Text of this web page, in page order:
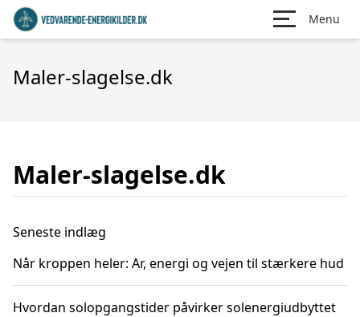
Menu
Maler-slagelse.dk
Maler-slagelse.dk
Seneste indlæg
Når kroppen heler: Ar, energi og vejen til stærkere hud
Hvordan solopgangstider påvirker solenergiudbyttet